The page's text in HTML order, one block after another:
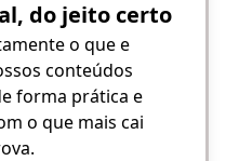
do jeito certo
o que e
conteúdos
forma prática e
o que mais cai